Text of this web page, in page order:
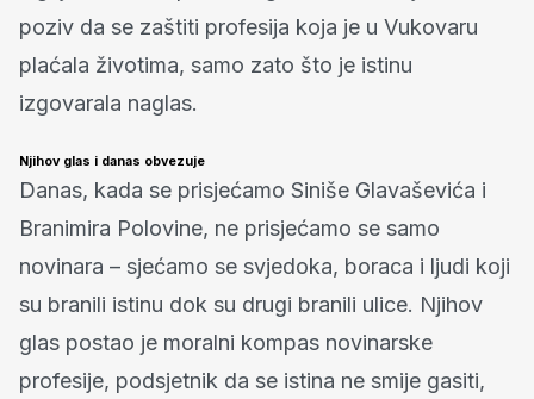
poziv da se zaštiti profesija koja je u Vukovaru
plaćala životima, samo zato što je istinu
izgovarala naglas.
Njihov glas i danas obvezuje
Danas, kada se prisjećamo Siniše Glavaševića i
Branimira Polovine, ne prisjećamo se samo
novinara – sjećamo se svjedoka, boraca i ljudi koji
su branili istinu dok su drugi branili ulice. Njihov
glas postao je moralni kompas novinarske
profesije, podsjetnik da se istina ne smije gasiti,